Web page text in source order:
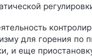
для горения по
и еще